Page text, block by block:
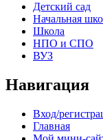
Детский сад
Начальная
Школа
НПО и СПО
ВУЗ
Навигация
Вход/
Главная